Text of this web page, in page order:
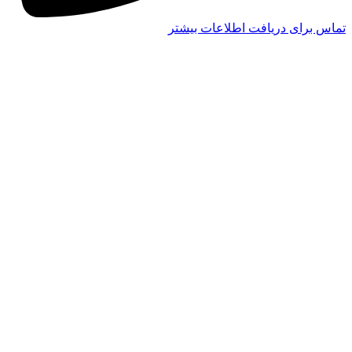
تماس برای دریافت اطلاعات بیشتر